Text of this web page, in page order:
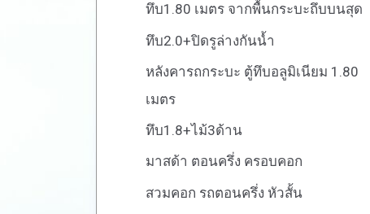
ทึบ1.80 เมตร จากพื้นกระบะถึบบนสุด
ทึบ2.0+ปิดรูล่างกันน้ำ
หลังคารถกระบะ ตู้ทึบอลูมิเนียม 1.80
เมตร
ทึบ1.8+ไม้3ด้าน
มาสด้า ตอนครึ่ง ครอบคอก
สวมคอก รถตอนครึ่ง หัวสั้น